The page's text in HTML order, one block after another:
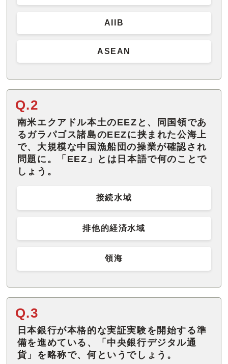
AIIB
ASEAN
Q.2
南米エクアドル本土のEEZと、同国領であ
るガラパゴス諸島のEEZに挟まれた公海上
で、大規模な中国漁船団の操業が確認され
問題に。「EEZ」とは日本語で何のことで
しょう。
接続水域
排他的経済水域
領海
Q.3
日本銀行が本格的な実証実験を開始する準
備を進めている、「中央銀行デジタル通
貨」を略称で、何というでしょう。